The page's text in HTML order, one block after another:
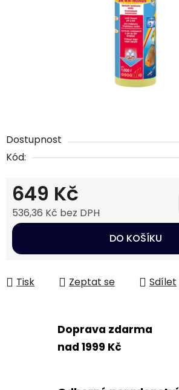
Dostupnost
Kód:
649 Kč
536,36 Kč bez DPH
Měrná cena:
DO KOŠÍKU
Tisk Zeptat se Sdílet
Doprava zdarma
nad 1999 Kč